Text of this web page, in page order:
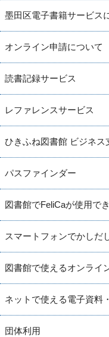
墨田区電子書籍サービス
オンライン申請について
読書記録サービス
レファレンスサービス
ひきふね図書館 ビジネス
パスファインダー
図書館でFeliCaが使用で
スマートフォンでかしだ
図書館で使えるオンライ
ネットで使える電子資料
団体利用